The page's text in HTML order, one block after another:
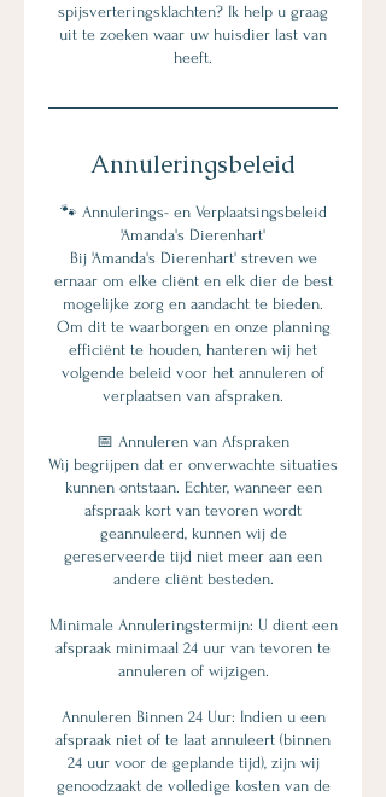
spijsverteringsklachten? Ik help u graag
uit te zoeken waar uw huisdier last van
heeft.
Annuleringsbeleid
🐾 Annulerings- en Verplaatsingsbeleid
'Amanda's Dierenhart'
Bij 'Amanda's Dierenhart' streven we
ernaar om elke cliënt en elk dier de best
mogelijke zorg en aandacht te bieden.
Om dit te waarborgen en onze planning
efficiënt te houden, hanteren wij het
volgende beleid voor het annuleren of
verplaatsen van afspraken.
📅 Annuleren van Afspraken
Wij begrijpen dat er onverwachte situaties
kunnen ontstaan. Echter, wanneer een
afspraak kort van tevoren wordt
geannuleerd, kunnen wij de
gereserveerde tijd niet meer aan een
andere cliënt besteden.
Minimale Annuleringstermijn: U dient een
afspraak minimaal 24 uur van tevoren te
annuleren of wijzigen.
Annuleren Binnen 24 Uur: Indien u een
afspraak niet of te laat annuleert (binnen
24 uur voor de geplande tijd), zijn wij
genoodzaakt de volledige kosten van de